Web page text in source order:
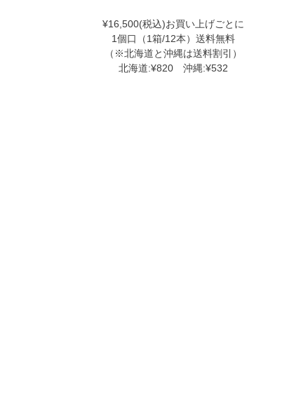
¥16,500(税込)お買い上げごとに
1個口（1箱/12本）送料無料
（※北海道と沖縄は送料割引）
北海道:¥820 沖縄:¥532